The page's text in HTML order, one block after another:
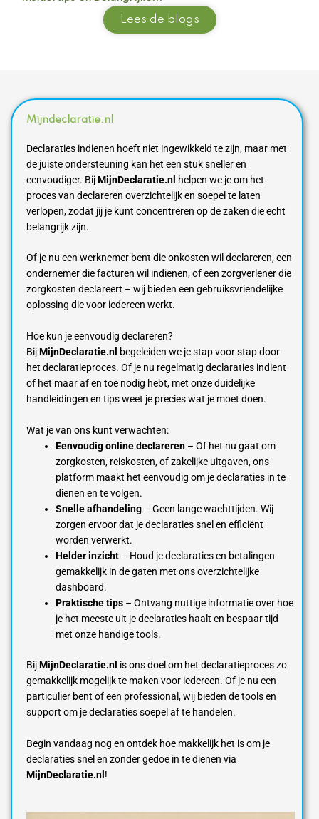
Lees de blogs
Mijndeclaratie.nl
Declaraties indienen hoeft niet ingewikkeld te zijn, maar met
de juiste ondersteuning kan het een stuk sneller en
eenvoudiger. BijMijnDeclaratie.nl helpen we je om het
proces van declareren overzichtelijk en soepel te laten
verlopen, zodat jij je kunt concentreren op de zaken die echt
belangrijk zijn.
Of je nu een werknemer bent die onkosten wil declareren, een
ondernemer die facturen wil indienen, of een zorgverlener die
zorgkosten declareert – wij bieden een gebruiksvriendelijke
oplossing die voor iedereen werkt.
Hoe kun je eenvoudig declareren?
BijMijnDeclaratie.nl begeleiden we je stap voor stap door
het declaratieproces. Of je nu regelmatig declaraties indient
of het maar af en toe nodig hebt, met onze duidelijke
handleidingen en tips weet je precies wat je moet doen.
Wat je van ons kunt verwachten:
Eenvoudig online declareren – Of het nu gaat om
zorgkosten, reiskosten, of zakelijke uitgaven, ons
platform maakt het eenvoudig om je declaraties in te
dienen en te volgen.
Snelle afhandeling – Geen lange wachttijden. Wij
zorgen ervoor dat je declaraties snel en efficiënt
worden verwerkt.
Helder inzicht – Houd je declaraties en betalingen
gemakkelijk in de gaten met ons overzichtelijke
dashboard.
Praktische tips – Ontvang nuttige informatie over hoe
je het meeste uit je declaraties haalt en bespaar tijd
met onze handige tools.
BijMijnDeclaratie.nl is ons doel om het declaratieproces zo
gemakkelijk mogelijk te maken voor iedereen. Of je nu een
particulier bent of een professional, wij bieden de tools en
support om je declaraties soepel af te handelen.
Begin vandaag nog en ontdek hoe makkelijk het is om je
declaraties snel en zonder gedoe in te dienen via
MijnDeclaratie.nl!